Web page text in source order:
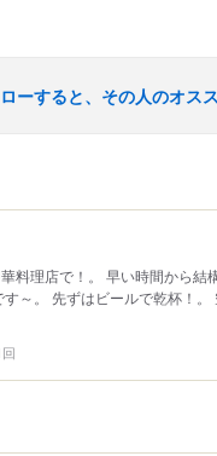
ーすると、その人のオス
料理店で！。 早い時間から結
～。 先ずはビールで乾杯！。
回